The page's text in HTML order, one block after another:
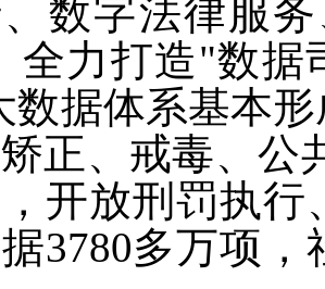
数字法律服
全力打造"数据
数据体系基本
正、戒毒、公
开放刑罚执
3780多万项